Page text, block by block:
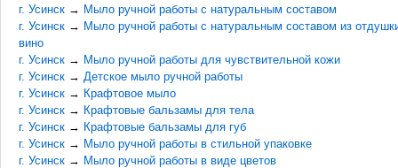
г. Усинск → Мыло ручной работы с натуральным составом
г. Усинск → Мыло ручной работы с натуральным составом из
вино
г. Усинск → Мыло ручной работы для чувствительной кожи
г. Усинск → Детское мыло ручной работы
г. Усинск → Крафтовое мыло
г. Усинск → Крафтовые бальзамы для тела
г. Усинск → Крафтовые бальзамы для губ
г. Усинск → Мыло ручной работы в стильной упаковке
г. Усинск → Мыло ручной работы в виде цветов